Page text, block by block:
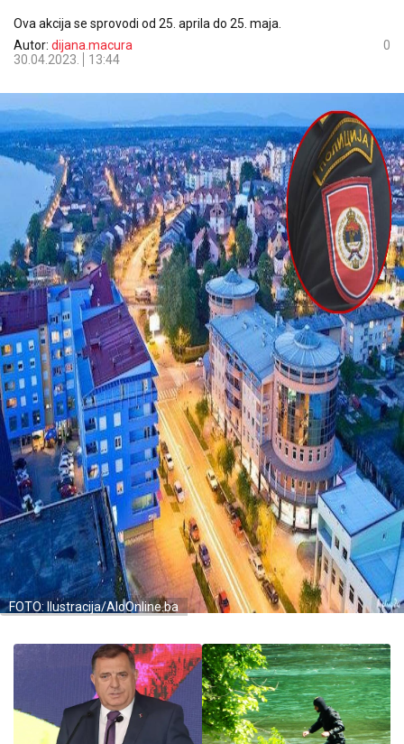
Ova akcija se sprovodi od 25. aprila do 25. maja.
Autor: dijana.macura
30.04.2023.
13:44
0
FOTO: Ilustracija/AloOnline.ba